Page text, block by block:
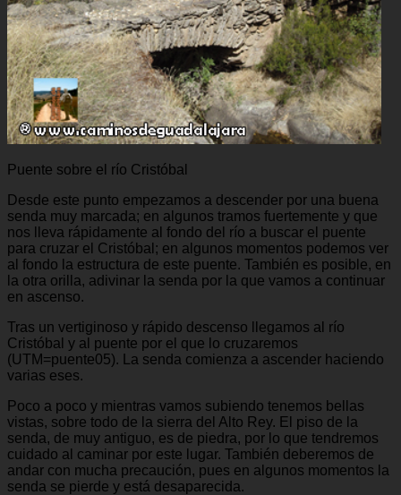
Puente sobre el río Cristóbal
Desde este punto empezamos a descender por una buena
senda muy marcada; en algunos tramos fuertemente y que
nos lleva rápidamente al fondo del río a buscar el puente
para cruzar el Cristóbal; en algunos momentos podemos ver
al fondo la estructura de este puente. También es posible, en
la otra orilla, adivinar la senda por la que vamos a continuar
en ascenso.
Tras un vertiginoso y rápido descenso llegamos al río
Cristóbal y al puente por el que lo cruzaremos
(UTM=puente05). La senda comienza a ascender haciendo
varias eses.
Poco a poco y mientras vamos subiendo tenemos bellas
vistas, sobre todo de la sierra del Alto Rey. El piso de la
senda, de muy antiguo, es de piedra, por lo que tendremos
cuidado al caminar por este lugar. También deberemos de
andar con mucha precaución, pues en algunos momentos la
senda se pierde y está desaparecida.